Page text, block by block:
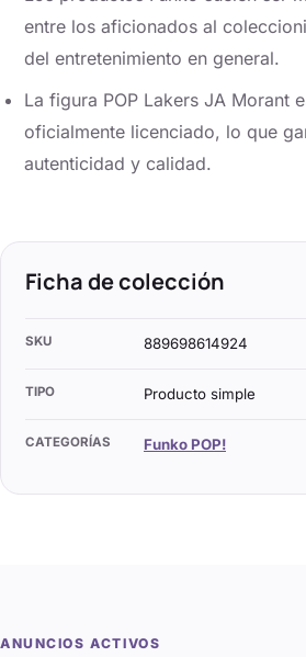
entre los aficionados al
del entretenimiento en general.
La figura POP Lakers JA Morant
oficialmente licenciado, lo que
autenticidad y calidad.
Ficha de colección
SKU 889698614924
TIPO Producto simple
CATEGORÍAS Funko POP!
ANUNCIOS ACTIVOS